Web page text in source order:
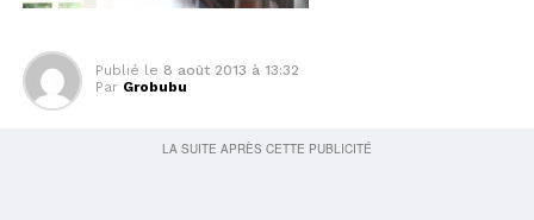
Publié le 8 août 2013 à 13:32
Par Grobubu